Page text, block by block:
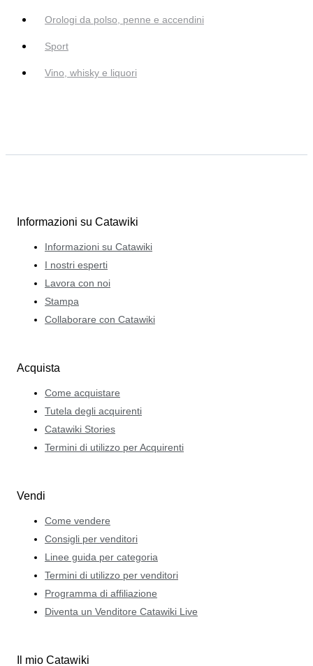
Orologi da polso, penne e accendini
Sport
Vino, whisky e liquori
Informazioni su Catawiki
Informazioni su Catawiki
I nostri esperti
Lavora con noi
Stampa
Collaborare con Catawiki
Acquista
Come acquistare
Tutela degli acquirenti
Catawiki Stories
Termini di utilizzo per Acquirenti
Vendi
Come vendere
Consigli per venditori
Linee guida per categoria
Termini di utilizzo per venditori
Programma di affiliazione
Diventa un Venditore Catawiki Live
Il mio Catawiki